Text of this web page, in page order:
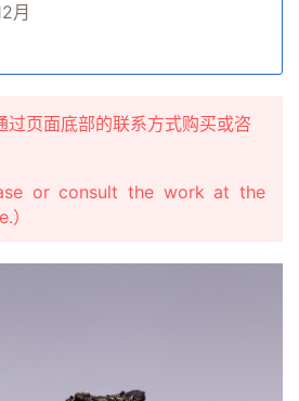
月
过页面底部的联系方式购买或咨
or consult the work at the